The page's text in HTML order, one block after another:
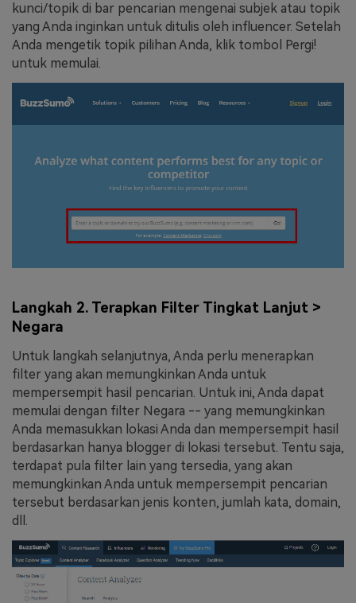
kunci/topik di bar pencarian mengenai subjek atau topik
yang Anda inginkan untuk ditulis oleh influencer. Setelah
Anda mengetik topik pilihan Anda, klik tombol Pergi!
untuk memulai.
Langkah 2. Terapkan Filter Tingkat Lanjut >
Negara
Untuk langkah selanjutnya, Anda perlu menerapkan
filter yang akan memungkinkan Anda untuk
mempersempit hasil pencarian. Untuk ini, Anda dapat
memulai dengan filter Negara -- yang memungkinkan
Anda memasukkan lokasi Anda dan mempersempit hasil
berdasarkan hanya blogger di lokasi tersebut. Tentu saja,
terdapat pula filter lain yang tersedia, yang akan
memungkinkan Anda untuk mempersempit pencarian
tersebut berdasarkan jenis konten, jumlah kata, domain,
dll.